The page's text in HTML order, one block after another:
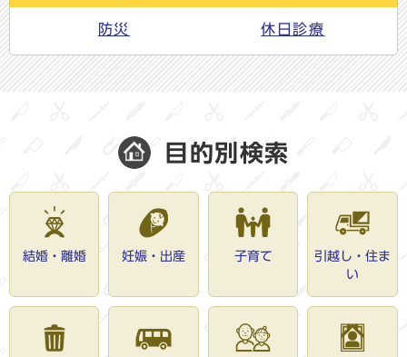
防災 休日診療
目的別検索
結婚・離婚 妊娠・出産 子育て
引越し・住ま
い